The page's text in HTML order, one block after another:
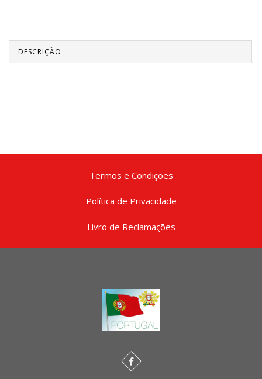
DESCRIÇÃO
Termos e Condições
Política de Privacidade
Livro de Reclamações